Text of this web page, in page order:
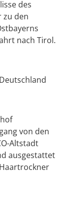
des
zu den
nach Tirol.
von den
Altstadt
ausgestattet